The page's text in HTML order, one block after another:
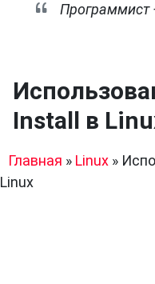
Программист
Install в
Главная » Linux »
Linux